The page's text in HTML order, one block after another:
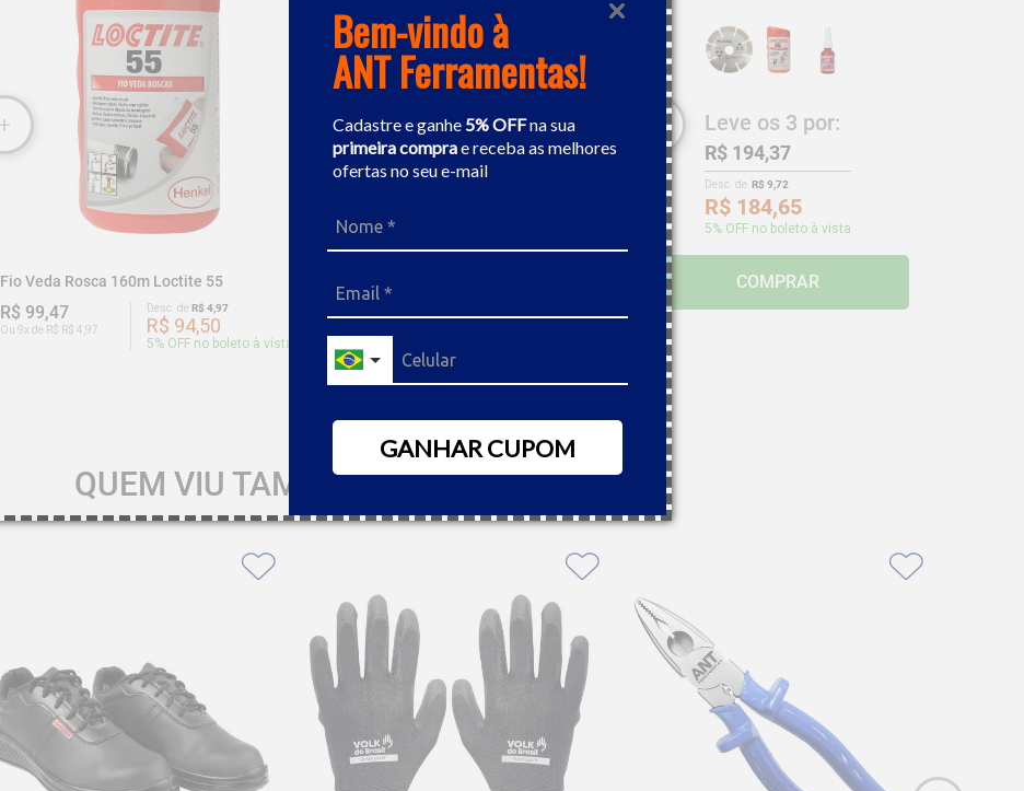
Bem-vindo à
ANT Ferramentas!
Cadastre e ganhe5% OFFna sua
primeira comprae receba as melhores
ofertas no seu e-mail
GANHAR CUPOM
Fio Veda Rosca 160m Loctite 55
R$ 99,47
Ou 9x de R$ R$ 4,97
Desc. de R$ 4,97
R$ 94,50
5% OFF no boleto à vista
R$ 71,86
R$ 68,27
Leve os 3 por:
R$ 194,37
Desc. de R$ 9,72
R$ 184,65
5% OFF no boleto à vista
COMPRAR
QUEM VIU TAMBÉM GOSTOU